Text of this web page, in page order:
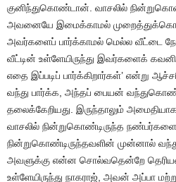
குனிந்துகொண்டான். வாசலில்
அவனையே இமைக்காமல்
அவர்களைப் பார்க்காமல் மெல்ல வீட்டை
வீட்டின் உள்ளேயிருந்து இவர்களைக்
எதை இப்படிப் பார்க்கிறார்கள்’ என்று
வந்து பார்க்க, அந்தப் பையன்
தலைக்கேறியது. இருந்தாலும்
வாசலில் நின்றுகொண்டிருந்த
நின்றுகொண்டிருந்தவளின் முன்னால்
அவளுக்கு என்ன சொல்வதென்றே
உள்ளேயிருந்து நாகராஜ், அவன் அப்பா